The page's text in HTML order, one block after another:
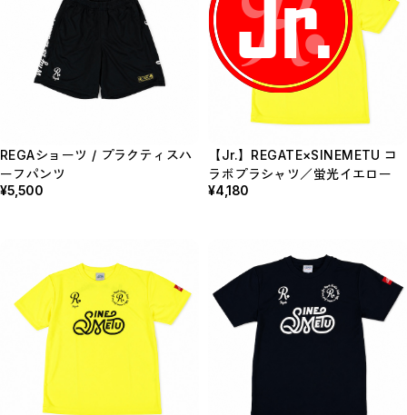
REGAショーツ / プラクティスハ
ーフパンツ
¥5,500
【Jr.】REGATE×SINEMETU コ
ラボプラシャツ／蛍光イエロー
¥4,180